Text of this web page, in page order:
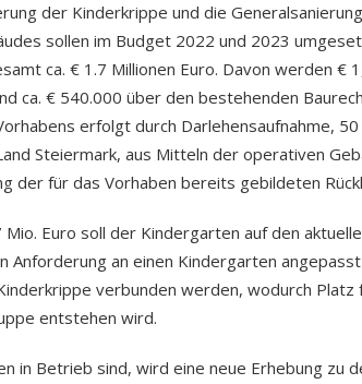
der Kinderkrippe und die
sollen im Budget 2022 und 2023
ca. € 1.7 Millionen Euro. Davon werden €
ca. € 540.000 über den bestehenden
erfolgt durch Darlehensaufnahme,
Steiermark, aus Mitteln der operativen
der für das Vorhaben bereits gebildeten
Euro soll der Kindergarten auf den
Anforderung an einen Kindergarten
verbunden werden, wodurch Platz
entstehen wird.
in Betrieb sind, wird eine neue Erhebung zu